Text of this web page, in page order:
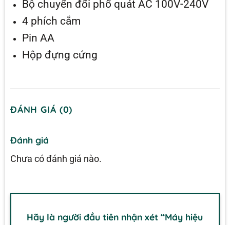
Bộ chuyển đổi phổ quát AC 100V-240V
4 phích cắm
Pin AA
Hộp đựng cứng
ĐÁNH GIÁ (0)
Đánh giá
Chưa có đánh giá nào.
Hãy là người đầu tiên nhận xét “Máy hiệu